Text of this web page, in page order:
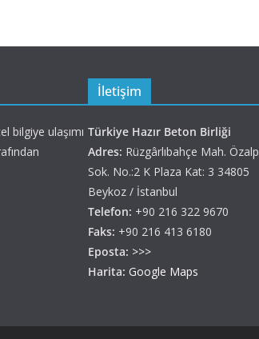
bilgiye ulaşımı
İletişim
Türkiye Hazır Beton Birliği
Adres: Rüzgârlıbahçe Mah. Özalp
Sok. No.:2 K Plaza Kat: 3 34805
Beykoz / İstanbul
Telefon: +90 216 322 9670
Faks: +90 216 413 6180
Eposta: >>>
Harita: Google Maps